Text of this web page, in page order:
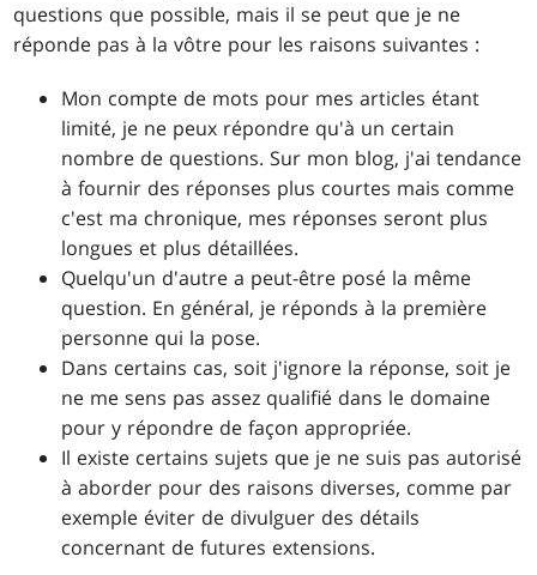
questions que possible, mais il se peut que je ne
réponde pas à la vôtre pour les raisons suivantes :
Mon compte de mots pour mes articles étant
limité, je ne peux répondre qu'à un certain
nombre de questions. Sur mon blog, j'ai tendance
à fournir des réponses plus courtes mais comme
c'est ma chronique, mes réponses seront plus
longues et plus détaillées.
Quelqu'un d'autre a peut-être posé la même
question. En général, je réponds à la première
personne qui la pose.
Dans certains cas, soit j'ignore la réponse, soit je
ne me sens pas assez qualifié dans le domaine
pour y répondre de façon appropriée.
Il existe certains sujets que je ne suis pas autorisé
à aborder pour des raisons diverses, comme par
exemple éviter de divulguer des détails
concernant de futures extensions.